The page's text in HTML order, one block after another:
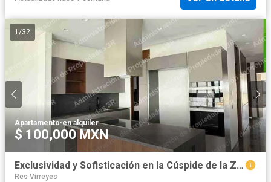
1 /32
Apartamento·en alquiler
$ 100,000 MXN
Exclusividad y Sofisticación en la Cúspide de la Zona Diamante: Torre 4000, West Point
Res Virreyes